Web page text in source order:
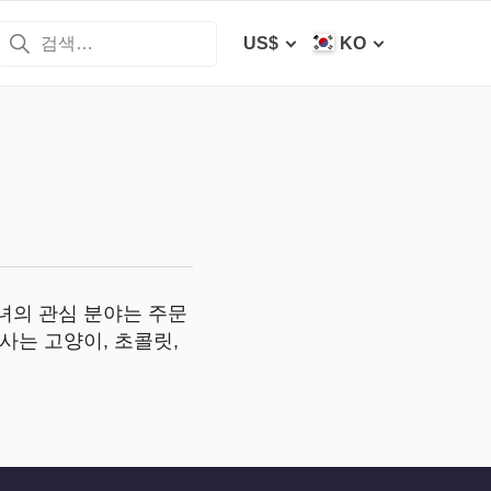
US$ KO
의 관심 분야는 주문
는 고양이, 초콜릿,